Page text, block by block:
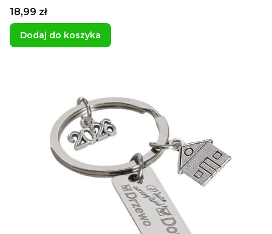
Cena
18,99 zł
Dodaj do koszyka